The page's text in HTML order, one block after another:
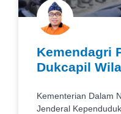
Kemendagri
Dukcapil
Kementerian Dalam
Jenderal